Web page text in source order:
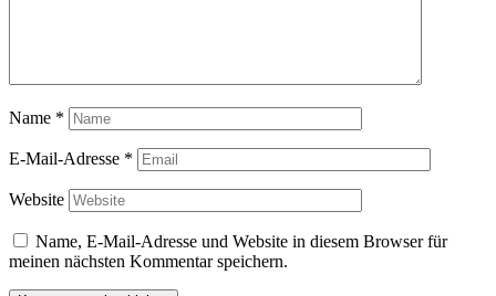
Name *
E-Mail-Adresse *
Website
Name, E-Mail-Adresse und Website in diesem Browser für
meinen nächsten Kommentar speichern.